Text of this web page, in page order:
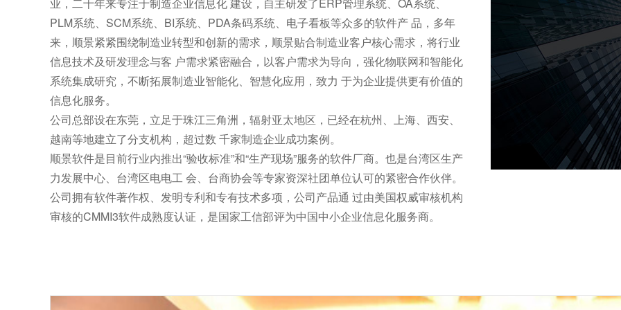
PLM系统、SCM系统、BI系统、PDA条码系统、电子看板等众多的软件产 品，多年
来，顺景紧紧围绕制造业转型和创新的需求，顺景贴合制造业客户核心需求，将行业
信息技术及研发理念与客 户需求紧密融合，以客户需求为导向，强化物联网和智能化
系统集成研究，不断拓展制造业智能化、智慧化应用，致力 于为企业提供更有价值的
信息化服务。
公司总部设在东莞，立足于珠江三角洲，辐射亚太地区，已经在杭州、上海、西安、
越南等地建立了分支机构，超过数 千家制造企业成功案例。
顺景软件是目前行业内推出“验收标准”和“生产现场”服务的软件厂商。也是台湾区生产
力发展中心、台湾区电电工 会、台商协会等专家资深社团单位认可的紧密合作伙伴。
公司拥有软件著作权、发明专利和专有技术多项，公司产品通 过由美国权威审核机构
审核的CMMI3软件成熟度认证，是国家工信部评为中国中小企业信息化服务商。